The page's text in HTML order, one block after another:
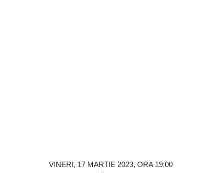
VINERI, 17 MARTIE 2023, ORA 19:00